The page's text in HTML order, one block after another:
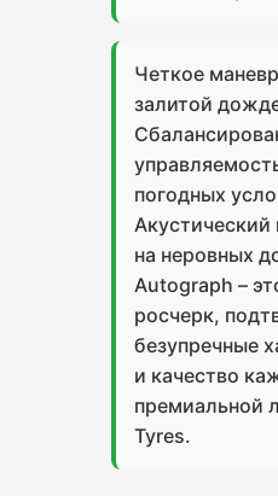
Четкое
залитой
погодных
на неровных
Autograph –
росчерк,
безупречные
и качество
премиальной
Tyres.